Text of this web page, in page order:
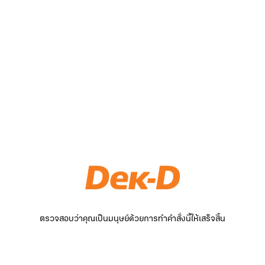
ตรวจสอบว่าคุณเป็นมนุษย์ด้วยการทำคำสั่งนี้ให้เสร็จสิ้น